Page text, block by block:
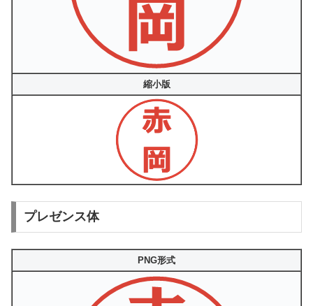
縮小版
プレゼンス体
PNG形式